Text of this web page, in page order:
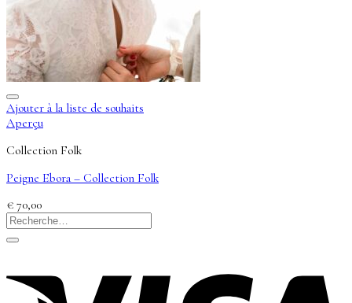
Ajouter à la liste de souhaits
Aperçu
Collection Folk
Peigne Ebora – Collection Folk
€ 70,00